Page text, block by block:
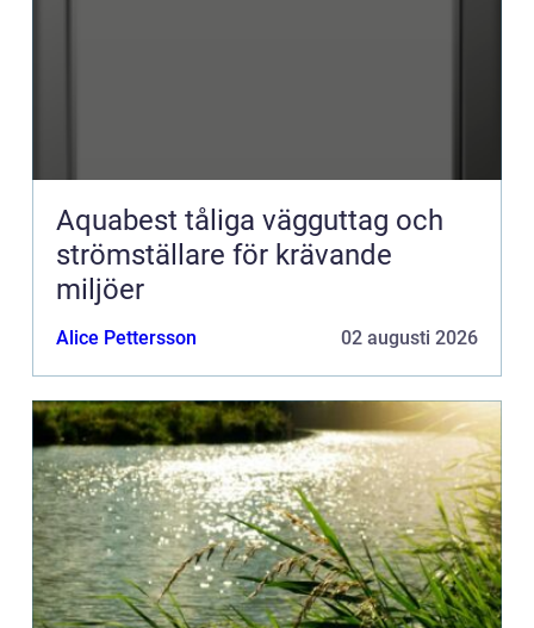
Aquabest tåliga vägguttag och
strömställare för krävande
miljöer
Alice Pettersson 02 augusti 2026